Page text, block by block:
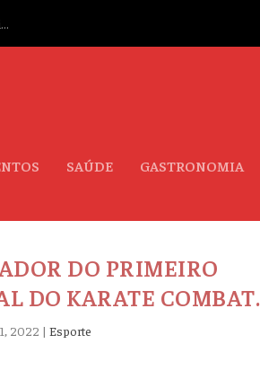
SAÚDE GASTRONOMIA
DO PRIMEIRO
DO KARATE COMBAT.
2022 |Esporte